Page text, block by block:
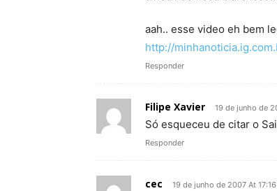
aah.. esse video eh bem
http://
Responder
Filipe Xavier 19 de junho de
Só esqueceu de citar o
Responder
cec 19 de junho de 2007 At 17:16